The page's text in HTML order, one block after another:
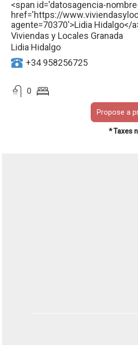
Viviendas y Locales Granada
Lidia Hidalgo
+34 958256725
0
Propose a
* Taxes